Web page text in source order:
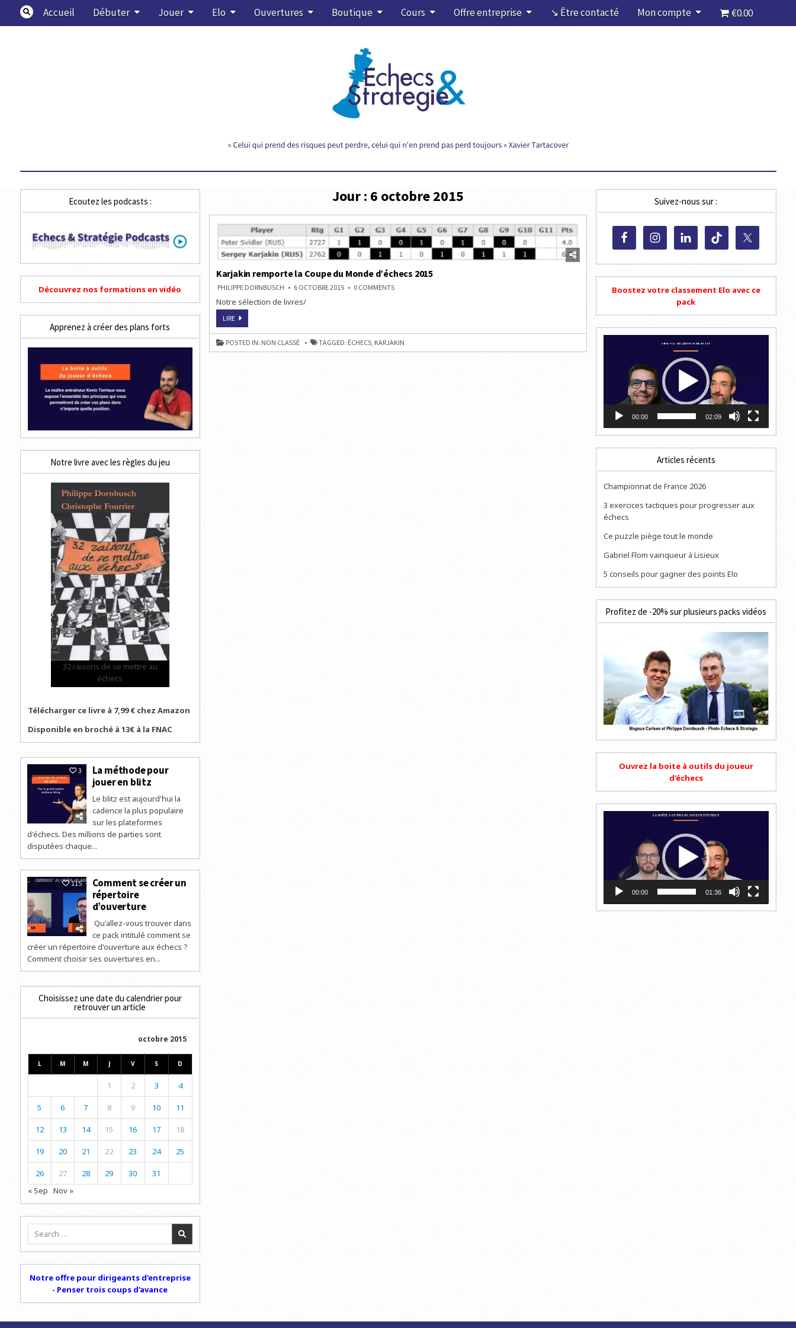
content
Accueil Débuter Jouer Elo Ouvertures Boutique Cours Offre entreprise ↘ Être contacté Mon compte €0.00
Jour : 6 octobre 2015
Karjakin remporte la Coupe du Monde d’échecs 2015
PHILIPPE DORNBUSCH 6 OCTOBRE 2015 0 COMMENTSON
D’ÉCHECS
2015
Notre sélection de livres/
LIREKARJAKIN
LA
COUPE
DU
MONDE
POSTED IN: NON CLASSÉ TAGGED: ÉCHECS, KARJAKIN
Ecoutez les podcasts :
Découvrez nos formations en vidéo
Apprenez à créer des plans forts
Notre livre avec les règles du jeu
32 raisons de se mettre au
échecs
Télécharger ce livre à 7,99 € chez Amazon
Disponible en broché à 13€ à la FNAC
3
La méthode pour
jouer en blitz
Le blitz est aujourd'hui la
cadence la plus populaire
sur les plateformes
d'échecs. Des millions de parties sont
disputées chaque...
115
Comment se créer un
répertoire
d’ouverture
Qu'allez-vous trouver dans
ce pack intitulé comment se
créer un répertoire d'ouverture aux échecs ?
Comment choisir ses ouvertures en...
Choisissez une date du calendrier pour
retrouver un article
octobre 2015
L M M J V S D
1 2 3 4
5 6 7 8 9 10 11
12 13 14 15 16 17 18
19 20 21 22 23 24 25
26 27 28 29 30
31
« Sep Nov »
Search
Notre offre pour dirigeants d'entreprise
- Penser trois coups d'avance
Suivez-nous sur :
Boostez votre classement Elo avec ce
pack
00:00 02:09
Articles récents
Championnat de France 2026
3 exercices tactiques pour progresser aux
échecs
Ce puzzle piège tout le monde
Gabriel Flom vainqueur à Lisieux
5 conseils pour gagner des points Elo
Profitez de -20% sur plusieurs packs vidéos
Ouvrez la boite à outils du joueur
d'échecs
00:00 01:36